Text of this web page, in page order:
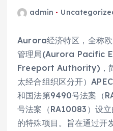
admin
Aurora经济特区，全称
管理局(Aurora Pacific
Freeport Authority)，简
太经合组织区分开）
和国法第9490号法案（
号法案（RA10083）设
的特殊项目。旨在通过开